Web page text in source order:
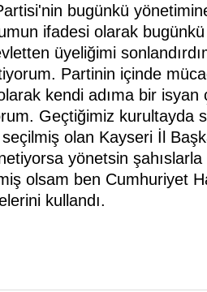
bugünkü
ifadesi olarak
üyeliğimi
Partinin içinde
kendi adıma bir isyan
Geçtiğimiz kurultayda
olan Kayseri İl
yönetsin
olsam ben Cumhuriyet
kullandı.